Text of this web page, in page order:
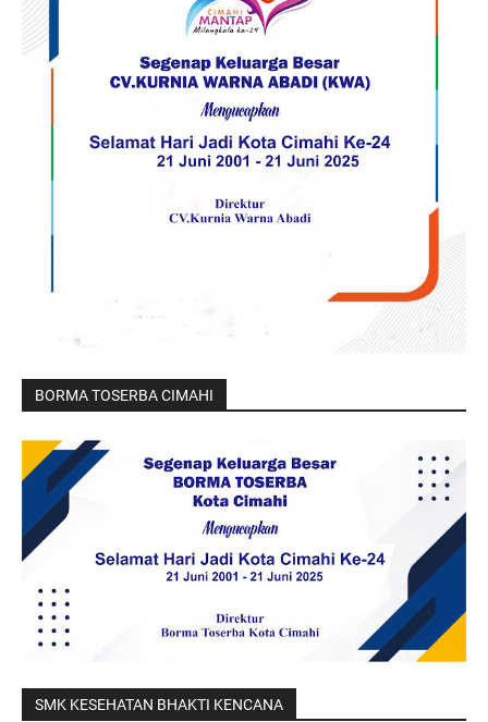
BORMA TOSERBA CIMAHI
SMK KESEHATAN BHAKTI KENCANA